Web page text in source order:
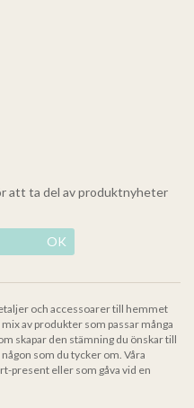
att ta del av produktnyheter
OK
och accessoarer till hemmet
av produkter som passar många
skapar den stämning du önskar till
som du tycker om. Våra
present eller som gåva vid en